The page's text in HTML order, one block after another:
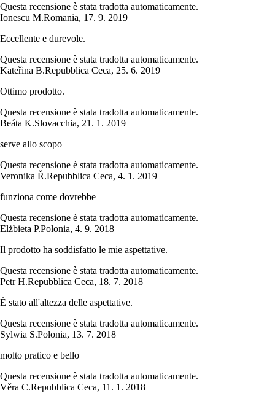
Questa recensione è stata tradotta automaticamente.
Ionescu M.Romania, 17. 9. 2019
Eccellente e durevole.
Questa recensione è stata tradotta automaticamente.
Kateřina B.Repubblica Ceca, 25. 6. 2019
Ottimo prodotto.
Questa recensione è stata tradotta automaticamente.
Beáta K.Slovacchia, 21. 1. 2019
serve allo scopo
Questa recensione è stata tradotta automaticamente.
Veronika Ř.Repubblica Ceca, 4. 1. 2019
funziona come dovrebbe
Questa recensione è stata tradotta automaticamente.
Elżbieta P.Polonia, 4. 9. 2018
Il prodotto ha soddisfatto le mie aspettative.
Questa recensione è stata tradotta automaticamente.
Petr H.Repubblica Ceca, 18. 7. 2018
È stato all'altezza delle aspettative.
Questa recensione è stata tradotta automaticamente.
Sylwia S.Polonia, 13. 7. 2018
molto pratico e bello
Questa recensione è stata tradotta automaticamente.
Věra C.Repubblica Ceca, 11. 1. 2018